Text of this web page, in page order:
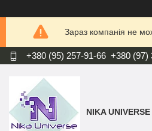
Зараз компанія не
+380 (95) 257-91-66 +380 (97)
NIKA UNIVERSE